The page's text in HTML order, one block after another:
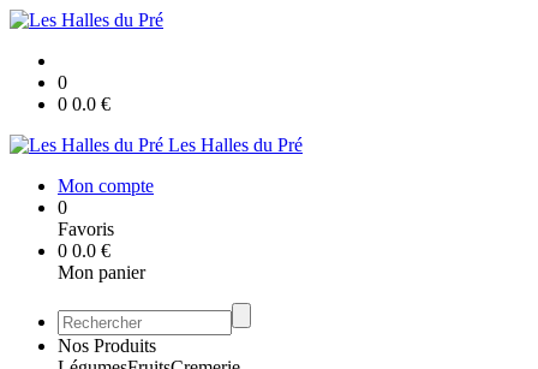
0
0 0.0 €
Les Halles du Pré
Mon compte
0
Favoris
0 0.0 €
Mon panier
Nos Produits